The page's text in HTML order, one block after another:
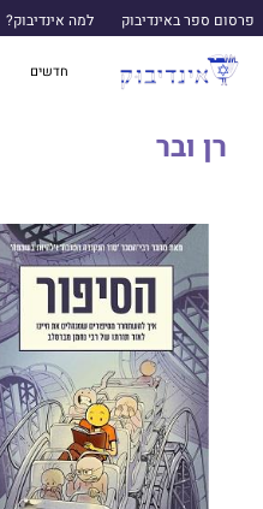
פרסום ספר באינדיבוק למה אינדיבוק?
חדשים
רן ובר